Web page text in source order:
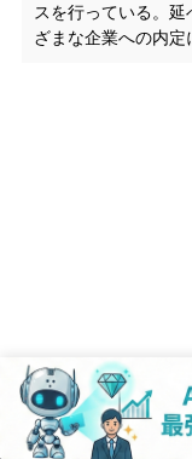
スを行っている。
ざまな企業への内定